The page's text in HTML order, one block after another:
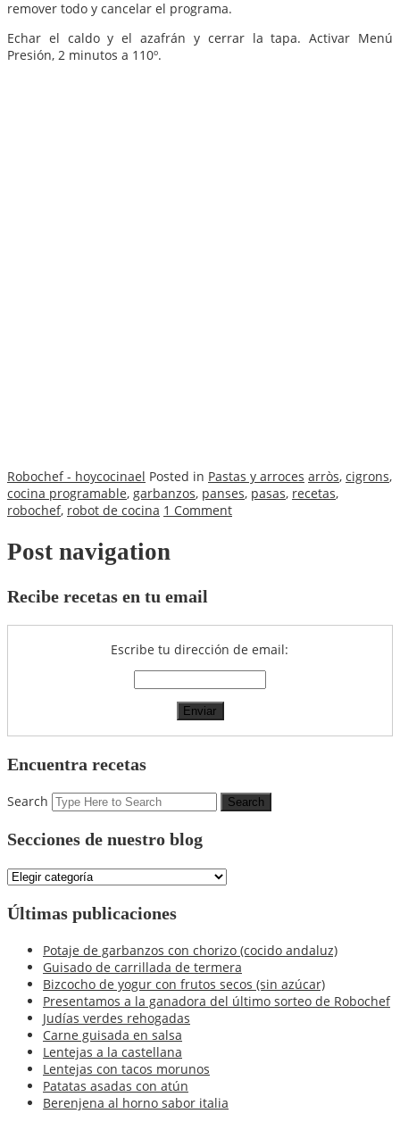
remover todo y cancelar el programa.
Echar el caldo y el azafrán y cerrar la tapa. Activar Menú
Presión, 2 minutos a 110º.
Robochef - hoycocinael Posted in Pastas y arroces arròs, cigrons,
cocina programable, garbanzos, panses, pasas, recetas,
robochef, robot de cocina 1 Comment
Post navigation
Recibe recetas en tu email
Escribe tu dirección de email:
Encuentra recetas
Search
Secciones de nuestro blog
Secciones
nuestro
Últimas publicaciones
Potaje de garbanzos con chorizo (cocido andaluz)
Guisado de carrillada de termera
Bizcocho de yogur con frutos secos (sin azúcar)
Presentamos a la ganadora del último sorteo de Robochef
Judías verdes rehogadas
Carne guisada en salsa
Lentejas a la castellana
Lentejas con tacos morunos
Patatas asadas con atún
Berenjena al horno sabor italia